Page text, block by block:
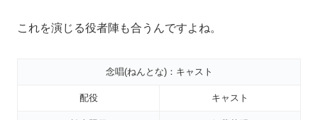
これを演じる役者陣も合うんですよね。
念唱(ねんとな)：キャスト
配役 キャスト